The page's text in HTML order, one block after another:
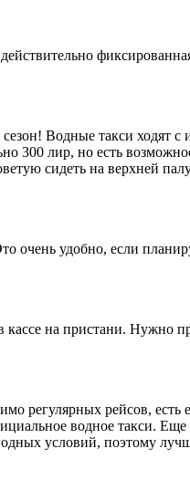
Водные такси
300 лир, но есть
сидеть на верхней
очень удобно, если
на пристани. Нужно
регулярных рейсов, есть
водное такси.
условий, поэтому